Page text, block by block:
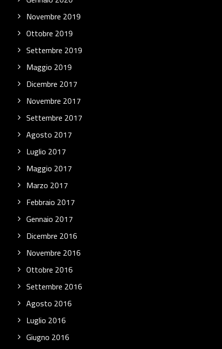
Novembre 2019
Ottobre 2019
Settembre 2019
Maggio 2019
Dicembre 2017
Novembre 2017
Settembre 2017
Agosto 2017
Luglio 2017
Maggio 2017
Marzo 2017
Febbraio 2017
Gennaio 2017
Dicembre 2016
Novembre 2016
Ottobre 2016
Settembre 2016
Agosto 2016
Luglio 2016
Giugno 2016